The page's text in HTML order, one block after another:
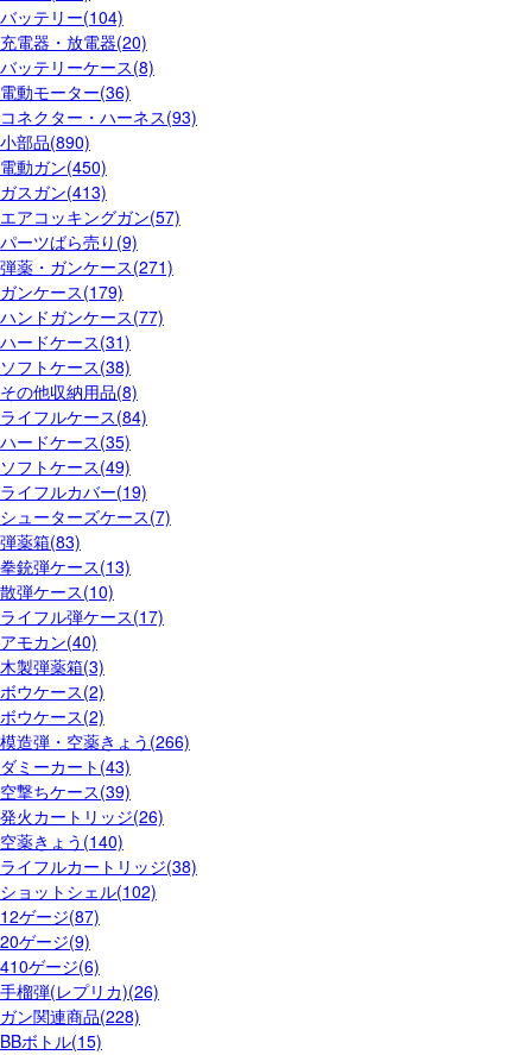
バッテリー(104)
充電器・放電器(20)
バッテリーケース(8)
電動モーター(36)
コネクター・ハーネス(93)
小部品(890)
電動ガン(450)
ガスガン(413)
エアコッキングガン(57)
パーツばら売り(9)
弾薬・ガンケース(271)
ガンケース(179)
ハンドガンケース(77)
ハードケース(31)
ソフトケース(38)
その他収納用品(8)
ライフルケース(84)
ハードケース(35)
ソフトケース(49)
ライフルカバー(19)
シューターズケース(7)
弾薬箱(83)
拳銃弾ケース(13)
散弾ケース(10)
ライフル弾ケース(17)
アモカン(40)
木製弾薬箱(3)
ボウケース(2)
ボウケース(2)
模造弾・空薬きょう(266)
ダミーカート(43)
空撃ちケース(39)
発火カートリッジ(26)
空薬きょう(140)
ライフルカートリッジ(38)
ショットシェル(102)
12ゲージ(87)
20ゲージ(9)
410ゲージ(6)
手榴弾(レプリカ)(26)
ガン関連商品(228)
BBボトル(15)